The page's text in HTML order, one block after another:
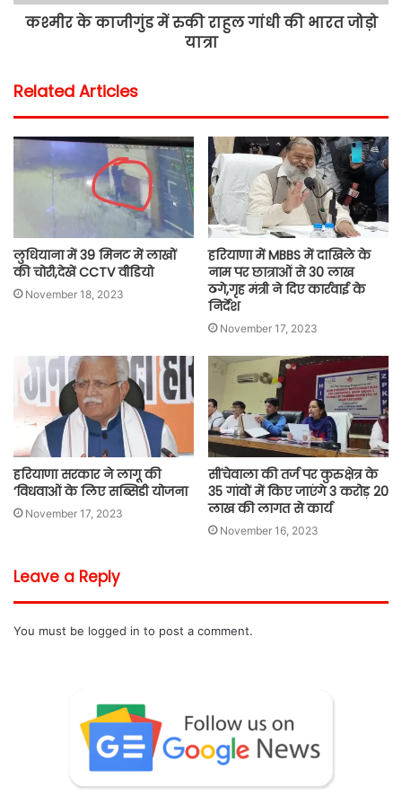
कश्मीर के काजीगुंड में रुकी राहुल गांधी की भारत जोड़ो
यात्रा
Related Articles
लुधियाना में 39 मिनट में लाखों
की चोरी,देखें CCTV वीडियो
November 18, 2023
हरियाणा में MBBS में दाखिले के
नाम पर छात्राओं से‌ 30 लाख
ठगे,गृह मंत्री ने दिए कार्रवाई के
निर्देश
November 17, 2023
हरियाणा सरकार ने लागू की
‘विधवाओं के लिए सब्सिडी योजना
November 17, 2023
सींचेवाला की तर्ज पर कुरुक्षेत्र के
35 गांवों में किए जाएंगे 3 करोड़ 20
लाख की लागत से कार्य
November 16, 2023
Leave a Reply
You must be logged in to post a comment.